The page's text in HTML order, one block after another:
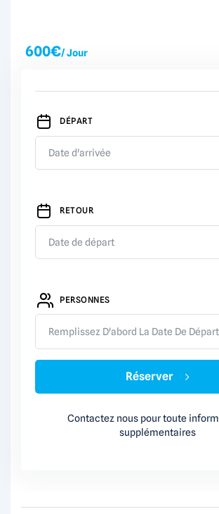
600€/ Jour
DÉPART
RETOUR
PERSONNES
Remplissez D'abord La Date De Départ
Réserver
Contactez nous pour toute
supplémentaires